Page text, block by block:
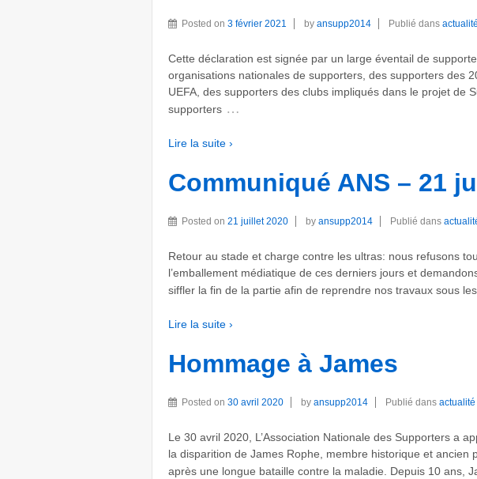
Posted on 3 février 2021 by ansupp2014 Publié dans actualité
Cette déclaration est signée par un large éventail de
organisations nationales de supporters, des supporters des
UEFA, des supporters des clubs impliqués dans le projet de
supporters …
Lire la suite ›
Communiqué ANS – 21
Posted on 21 juillet 2020 by ansupp2014 Publié dans
Retour au stade et charge contre les ultras: nous refusons
l’emballement médiatique de ces derniers jours et
siffler la fin de la partie afin de reprendre nos travaux sous
Lire la suite ›
Hommage à James
Posted on 30 avril 2020 by ansupp2014 Publié dans actualité
Le 30 avril 2020, L’Association Nationale des Supporters a
la disparition de James Rophe, membre historique et ancien
après une longue bataille contre la maladie. Depuis 10 ans,